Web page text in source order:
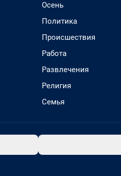
Осень
Политика
Происшествия
Работа
Развлечения
Религия
Семья